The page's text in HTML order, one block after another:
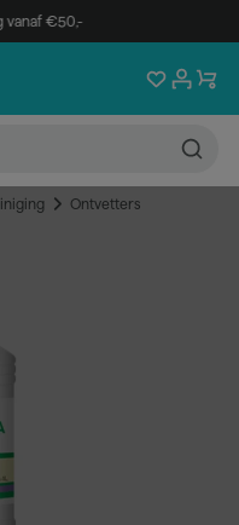
vanaf €50,-
Ontvetters